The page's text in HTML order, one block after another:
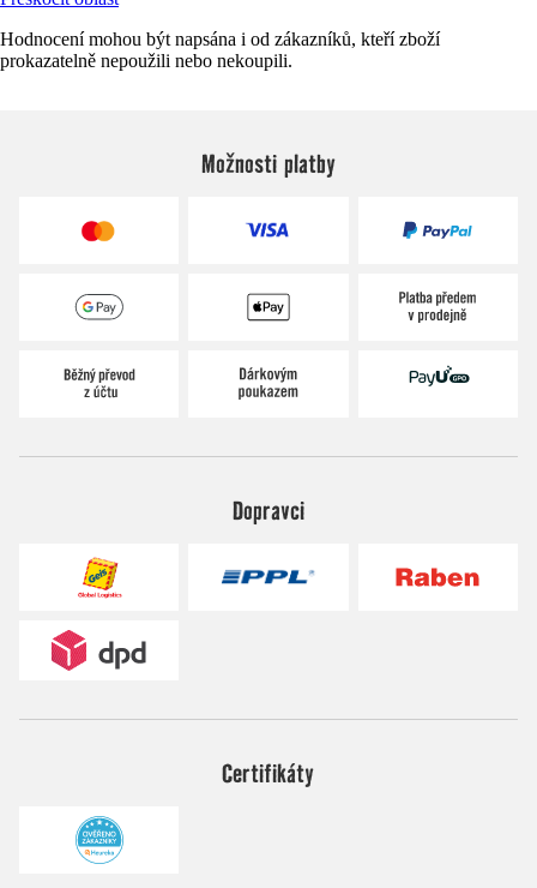
Hodnocení mohou být napsána i od zákazníků, kteří zboží
prokazatelně nepoužili nebo nekoupili.
Možnosti platby
Dopravci
Certifikáty